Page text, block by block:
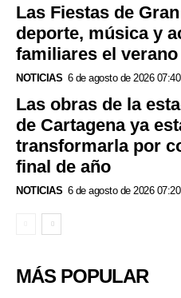
Las Fiestas de
deporte, música y
familiares el verano
NOTICIAS 6 de agosto de 2026 07:40
Las obras de la
de Cartagena ya
transformarla por
final de año
NOTICIAS 6 de agosto de 2026 07:20
MÁS POPULAR